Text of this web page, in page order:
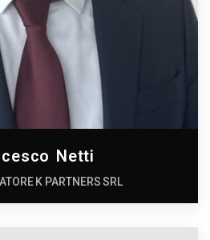
Netti
K PARTNERS SRL